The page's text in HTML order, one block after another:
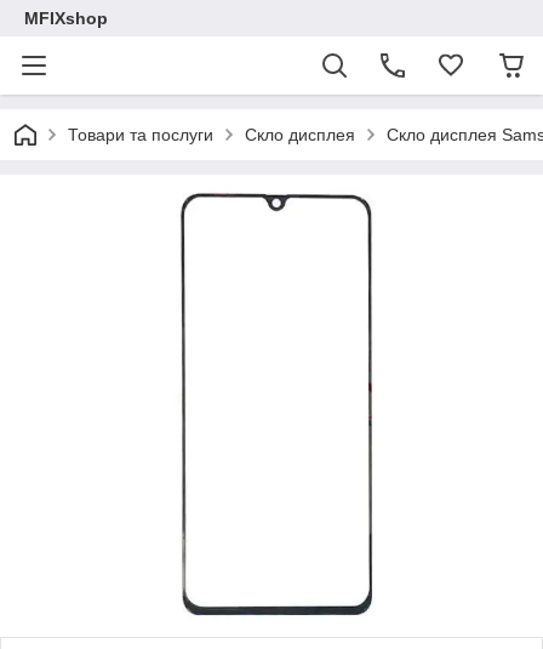
MFIXshop
Товари та послуги Скло дисплея Скло дисплея